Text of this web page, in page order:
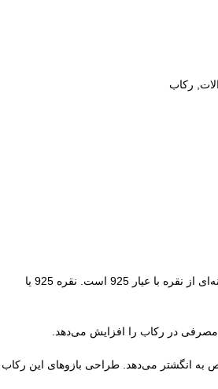
رکاب
است. این رکاب با طراحی شیک و هوشمندانه‌اش، نظر مشتریان زیادی را به خود جلب می‌کند. این رکاب با بدنه‌ای از نقره با عیار 925 است. نقره 925 یا
مصرفی در رکاب را افزایش می‌دهد.
خور این رکاب 26 در 19 میلی‌متر به فرم بیضی است که جلوه‌ای خاص به انگشتر می‌دهد. طراحی بازوهای این رکاب